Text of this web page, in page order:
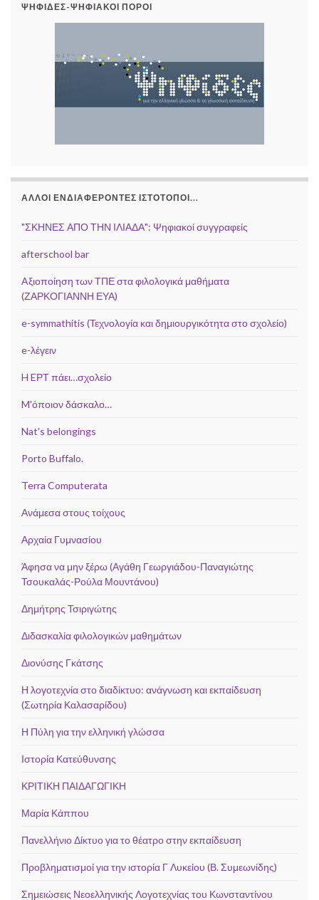
ΨΗΦΊΔΕΣ-ΨΗΦΙΑΚΟΊ ΠΌΡΟΙ
ΆΛΛΟΙ ΕΝΔΙΑΦΈΡΟΝΤΕΣ ΙΣΤΌΤΟΠΟΙ...
"ΣΚΗΝΕΣ ΑΠΟ ΤΗΝ ΙΛΙΑΔΑ": Ψηφιακοί συγγραφείς
afterschool bar
Aξιοποίηση των ΤΠΕ στα φιλολογικά μαθήματα
(ΖΑΡΚΟΓΙΑΝΝΗ ΕΥΑ)
e-symmathitis (Τεχνολογία και δημιουργικότητα στο σχολείο)
e-λέγειν
H EΡΤ πάει…σχολείο
M'όποιον δάσκαλο…
Nat's belongings
Porto Buffalo.
Terra Computerata
Ανάμεσα στους τοίχους
Αρχαία Γυμνασίου
Άφησα να μην ξέρω (Αγάθη Γεωργιάδου-Παναγιώτης
Τσουκαλάς-Ρούλα Μουντάνου)
Δημήτρης Τσιριγώτης
Διδασκαλία φιλολογικών μαθημάτων
Διονύσης Γκάτσης
Η λογοτεχνία στο διαδίκτυο: ανάγνωση και εκπαίδευση
(Σωτηρία Καλασαρίδου)
Η Πύλη για την ελληνική γλώσσα
Ιστορία Κατεύθυνσης
ΚΡΙΤΙΚΗ ΠΑΙΔΑΓΩΓΙΚΗ
Μαρία Κάππου
Πανελλήνιο Δίκτυο για το θέατρο στην εκπαίδευση
Προβληματισμοί για την ιστορία Γ Λυκείου (Β. Συμεωνίδης)
Σημειώσεις Νεοελληνικής Λογοτεχνίας του Κωνσταντίνου